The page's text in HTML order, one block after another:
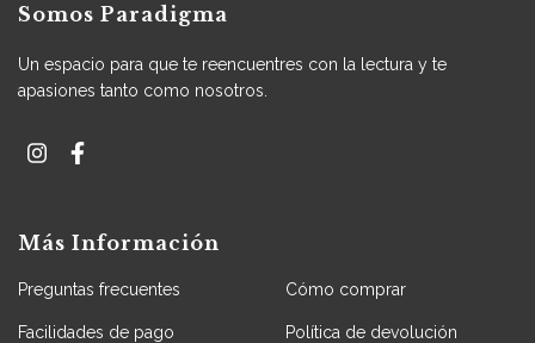
Somos Paradigma
Un espacio para que te reencuentres con la lectura y te
apasiones tanto como nosotros.
Más Información
Preguntas frecuentes Cómo comprar
Facilidades de pago Política de devolución